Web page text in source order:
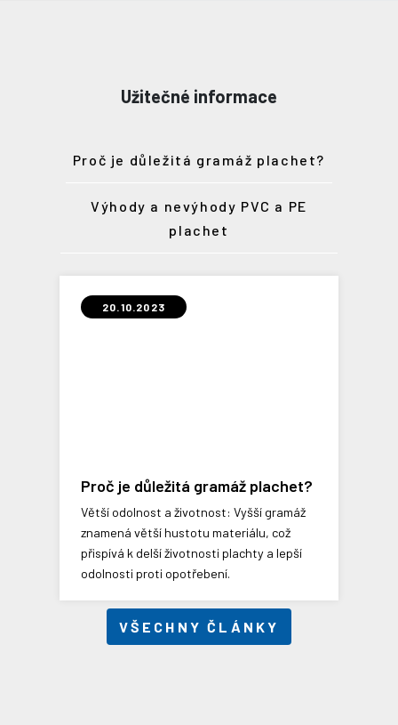
Užitečné informace
Proč je důležitá gramáž plachet?
Výhody a nevýhody PVC a PE
plachet
Proč je důležitá gramáž plachet?
Větší odolnost a životnost: Vyšší gramáž
znamená větší hustotu materiálu, což
přispívá k delší životnosti plachty a lepší
odolnosti proti opotřebení​​.
20.10.2023
VŠECHNY ČLÁNKY